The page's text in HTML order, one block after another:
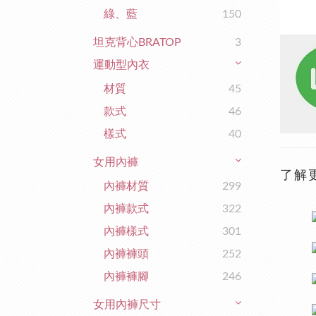
綠、藍 150
坦克背心BRATOP
3
運動型內衣
材質
45
款式
46
樣式
40
女用內褲
內褲材質
299
內褲款式
322
內褲樣式
301
內褲褲頭
252
內褲褲腳
246
女用內褲尺寸
了解